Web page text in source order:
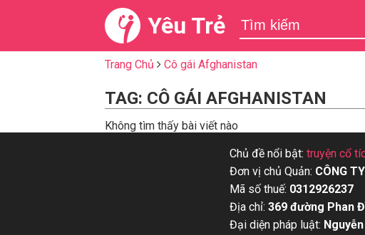
Yêu Trẻ
Trang Chủ Cô gái Afghanistan
TAG: CÔ GÁI AFGHANISTAN
Không tìm thấy bài viết nào
Chủ đề nổi bật: truyện cổ
Đơn vị chủ Quản: CÔNG
Mã số thuế: 0312926237
Địa chỉ: 369 đường Phan
Đại diện pháp luật: